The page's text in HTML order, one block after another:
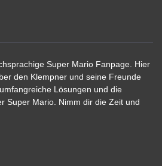
Super Mario Fanpage. Hier
den Klempner und seine Freunde
Lösungen und die
Super Mario. Nimm dir die Zeit und